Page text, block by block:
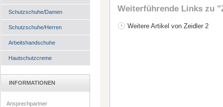
Schutzschuhe/Damen
Schutzschuhe/Herren
Arbeitshandschuhe
Hautschutzcreme
INFORMATIONEN
Ansprechpartner
Weiterführende Links zu
Weitere Artikel von Zeidler 2